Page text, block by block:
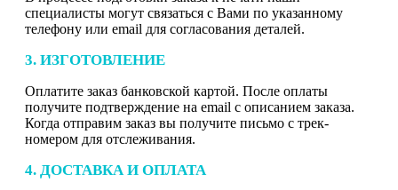
специалисты могут связаться с Вами по указанному
телефону или email для согласования деталей.
3. ИЗГОТОВЛЕНИЕ
Оплатите заказ банковской картой. После оплаты
получите подтверждение на email с описанием заказа.
Когда отправим заказ вы получите письмо с трек-
номером для отслеживания.
4. ДОСТАВКА И ОПЛАТА